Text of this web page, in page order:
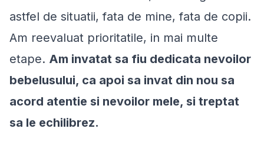
astfel de situatii, fata de mine, fata de copii.
Am reevaluat prioritatile, in mai multe
etape. Am invatat sa fiu dedicata nevoilor
bebelusului, ca apoi sa invat din nou sa
acord atentie si nevoilor mele, si treptat
sa le echilibrez.